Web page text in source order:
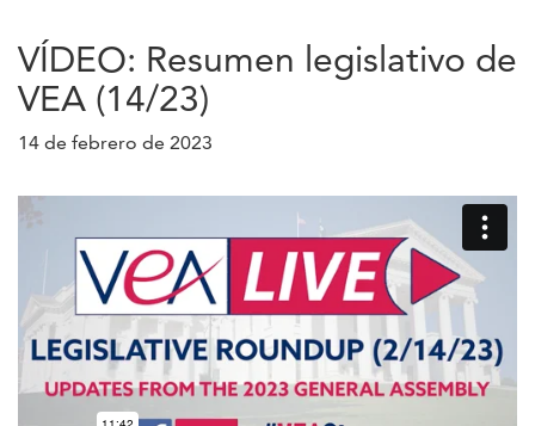
VÍDEO: Resumen legislativo de
VEA (14/23)
14 de febrero de 2023